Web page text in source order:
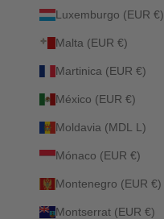
Luxemburgo (EUR €)
Malta (EUR €)
Martinica (EUR €)
México (EUR €)
Moldavia (MDL L)
Mónaco (EUR €)
Montenegro (EUR €)
Montserrat (EUR €)